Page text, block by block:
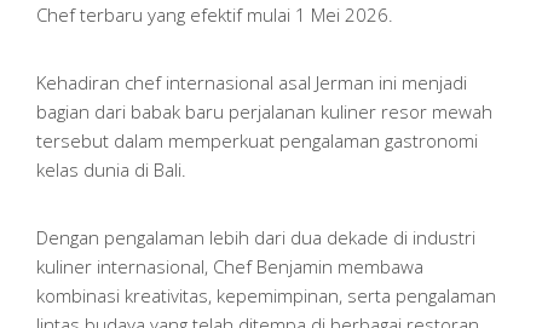
Chef terbaru yang efektif mulai 1 Mei 2026.
Kehadiran chef internasional asal Jerman ini menjadi
bagian dari babak baru perjalanan kuliner resor mewah
tersebut dalam memperkuat pengalaman gastronomi
kelas dunia di Bali.
Dengan pengalaman lebih dari dua dekade di industri
kuliner internasional, Chef Benjamin membawa
kombinasi kreativitas, kepemimpinan, serta pengalaman